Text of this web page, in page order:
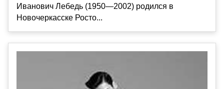
Иванович Лебедь (1950—2002) родился в
Новочеркасске Росто...